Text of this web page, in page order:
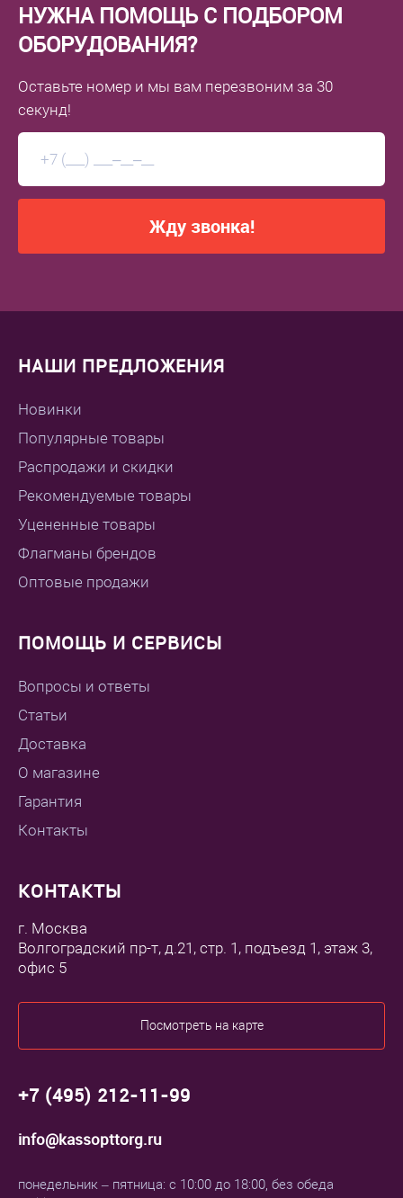
НУЖНА ПОМОЩЬ С ПОДБОРОМ
ОБОРУДОВАНИЯ?
Оставьте номер и мы вам перезвоним за 30
секунд!
Жду звонка!
НАШИ ПРЕДЛОЖЕНИЯ
Новинки
Популярные товары
Распродажи и скидки
Рекомендуемые товары
Уцененные товары
Флагманы брендов
Оптовые продажи
ПОМОЩЬ И СЕРВИСЫ
Вопросы и ответы
Статьи
Доставка
О магазине
Гарантия
Контакты
КОНТАКТЫ
г. Москва
Волгоградский пр-т, д.21, стр. 1, подъезд 1, этаж 3,
офис 5
Посмотреть на карте
+7 (495) 212-11-99
info@kassopttorg.ru
понедельник – пятница: с 10:00 до 18:00, без обеда